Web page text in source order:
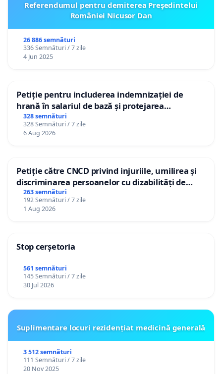
Referendumul pentru demiterea Preşedintelui
României Nicusor Dan
26 886 semnături
336 Semnături / 7 zile
4 Jun 2025
Petiție pentru includerea indemnizației de
hrană în salariul de bază și protejarea
gradațiilor de vechime pentru asistenții
personali
328 semnături
328 Semnături / 7 zile
6 Aug 2026
Petiție către CNCD privind injuriile, umilirea și
discriminarea persoanelor cu dizabilități de
către utilizatorul TikTok „Gorici”
263 semnături
192 Semnături / 7 zile
1 Aug 2026
Stop cerșetoria
561 semnături
145 Semnături / 7 zile
30 Jul 2026
Suplimentare locuri rezidențiat medicină generală
3 512 semnături
111 Semnături / 7 zile
20 Nov 2025